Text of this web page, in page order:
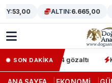
53,00 ALTIN:6.665,00
SON DAKİKA64 gözaltı